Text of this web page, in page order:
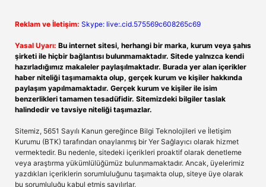
Reklam ve İletişim: Skype: live:.cid.575569c608265c69
Yasal Uyarı: Bu internet sitesi, herhangi bir marka, kurum veya şahıs
şirketi ile hiçbir bağlantısı bulunmamaktadır. Sitede yalnızca kendi
hazırladığımız makaleler paylaşılmaktadır. Burada yer alan içerikler
haber niteliği taşımamakta olup, gerçek kurum ve kişiler hakkında
paylaşım yapılmamaktadır. Gerçek kurum ve kişiler ile isim
benzerlikleri tamamen tesadüfidir. Sitemizdeki bilgiler taslak
halindedir ve tavsiye niteliği taşımazlar.
Sitemiz, 5651 Sayılı Kanun gereğince Bilgi Teknolojileri ve İletişim
Kurumu (BTK) tarafından onaylanmış bir Yer Sağlayıcı olarak hizmet
vermektedir. Bu nedenle, sitedeki içerikleri proaktif olarak denetleme
veya araştırma yükümlülüğümüz bulunmamaktadır. Ancak, üyelerimiz
yazdıkları içeriklerin sorumluluğunu taşımakta olup, siteye üye olarak
bu sorumluluğu kabul etmiş sayılırlar.